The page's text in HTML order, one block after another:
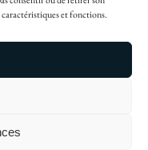
et fonctions.